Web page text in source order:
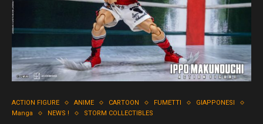
ACTION FIGURE ANIME CARTOON FUMETTI
GIAPPONESI
Manga
NEWS ! STORM COLLECTIBLES